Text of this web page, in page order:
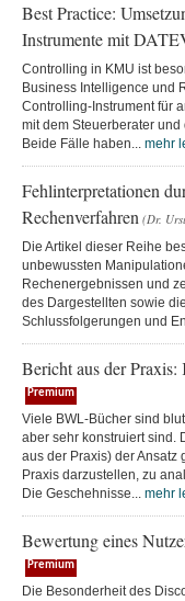
Best Practice:
Instrumente mit
Controlling in KMU ist
Business Intelligence und
Controlling-Instrument für
mit dem Steuerberater
Beide Fälle haben... mehr
Fehlinterpretationen
Rechenverfahren (Dr.
Die Artikel dieser Reihe
unbewussten
Rechenergebnissen und
des Dargestellten sowie
Schlussfolgerungen und
Bericht aus der Praxis:
Premium
Viele BWL-Bücher sind
aber sehr konstruiert sind.
aus der Praxis) der
Praxis darzustellen, zu
Die Geschehnisse... mehr
Bewertung eines
Premium
Die Besonderheit des